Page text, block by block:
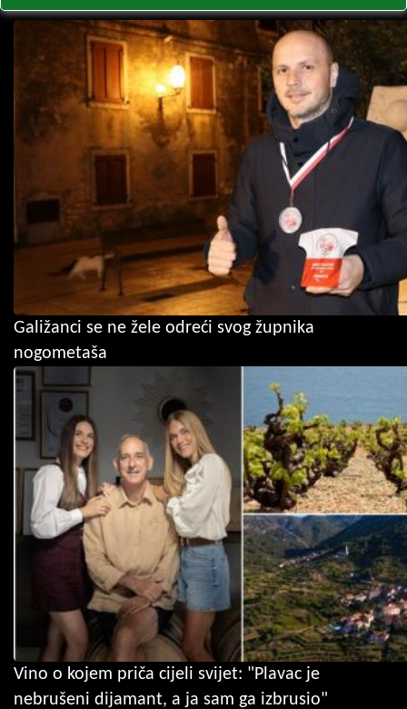
Galižanci se ne žele odreći svog župnika
nogometaša
Vino o kojem priča cijeli svijet: "Plavac je
nebrušeni dijamant, a ja sam ga izbrusio"